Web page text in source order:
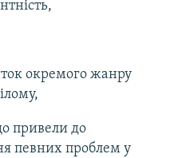
окремого жанру
привели до
певних проблем у